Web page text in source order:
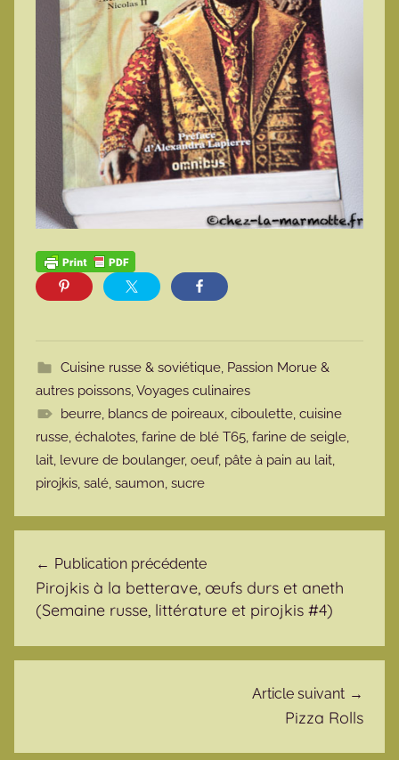
Cuisine russe & soviétique, Passion Morue &
autres poissons,Voyages culinaires
beurre, blancs de poireaux, ciboulette, cuisine
russe, échalotes, farine de blé T65, farine de seigle,
lait, levure de boulanger, oeuf, pâte à pain au lait,
pirojkis, salé, saumon, sucre
Publication précédente
Pirojkis à la betterave, œufs durs et aneth
(Semaine russe, littérature et pirojkis #4)
Article suivant
Pizza Rolls